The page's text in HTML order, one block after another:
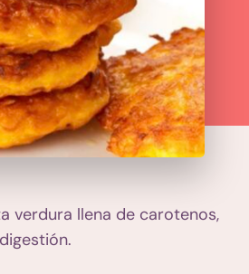
verdura llena de carotenos,